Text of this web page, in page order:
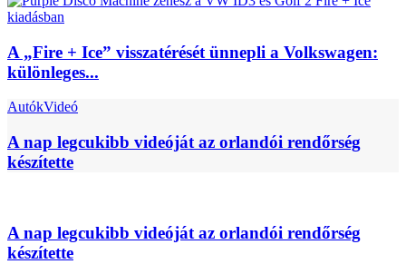
A „Fire + Ice” visszatérését ünnepli a Volkswagen:
különleges...
AutókVideó
A nap legcukibb videóját az orlandói rendőrség
készítette
A nap legcukibb videóját az orlandói rendőrség
készítette